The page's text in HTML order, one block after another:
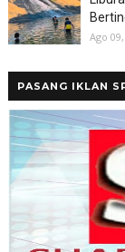
Ago
PASANG IKLAN